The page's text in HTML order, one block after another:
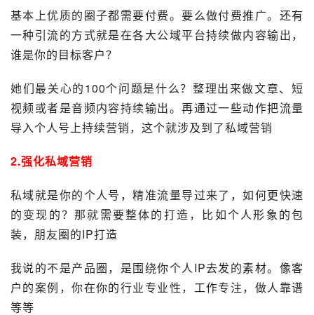
基本上优质的圈子都需要付费。要么做付费推广。还有
一种引流的方式就是在各大公域平台持续做内容输出，
谁是你的目标客户？
她们最关心的100个问题是什么？整理出来做文章、短
视频或者是音频内容持续输出。再通过一些动作把流量
导入个人号上持续营销，这个就涉及到了私域营销
2.强化私域营销
私域就是你的个人号，精准流量导过来了，如何更快速
的变现的？那就需要整体的打造，比如个人形象的包
装，朋友圈的IP打造
我说的不是产品圈，是围绕你个人IP去发的素材。像客
户的案例，你在你的行业专业性，工作专注，做人靠谱
等等